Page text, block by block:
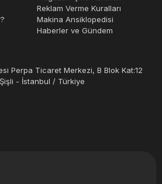
Reklam Verme Kuralları
Makina Ansiklopedisi
Haberler ve Gündem
Perpa Ticaret Merkezi, B Blok Kat:12
- İstanbul / Türkiye